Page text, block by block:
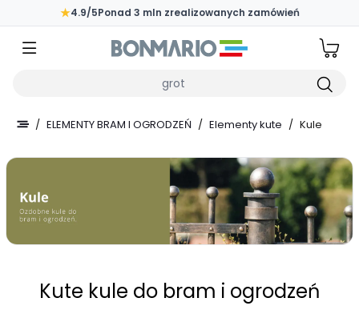
Przejdź do głównej zawartości strony
★4.9/5Ponad 3 mln zrealizowanych zamówień
/ ELEMENTY BRAM I OGRODZEŃ / Elementy kute / Kule
Kute kule do bram i ogrodzeń